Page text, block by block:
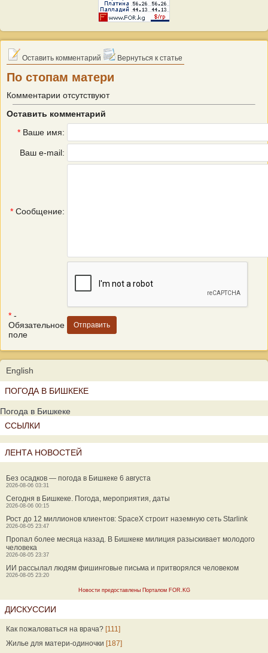
Оставить комментарий Вернуться к статье
По стопам матери
Комментарии отсутствуют
Оставить комментарий
* Ваше имя:
Ваш e-mail:
* Сообщение:
* -
Обязательное
поле
English
ПОГОДА В БИШКЕКЕ
Погода в Бишкеке
ССЫЛКИ
ЛЕНТА НОВОСТЕЙ
Без осадков — погода в Бишкеке 6 августа
2026-08-06 03:31
Сегодня в Бишкеке. Погода, мероприятия, даты
2026-08-06 00:15
Рост до 12 миллионов клиентов: SpaceX строит наземную сеть Starlink
2026-08-05 23:47
Пропал более месяца назад. В Бишкеке милиция разыскивает молодого
человека
2026-08-05 23:37
ИИ рассылал людям фишинговые письма и притворялся человеком
2026-08-05 23:20
Новости предоставлены Порталом FOR.KG
ДИСКУССИИ
Как пожаловаться на врача? [111]
Жилье для матери-одиночки [187]